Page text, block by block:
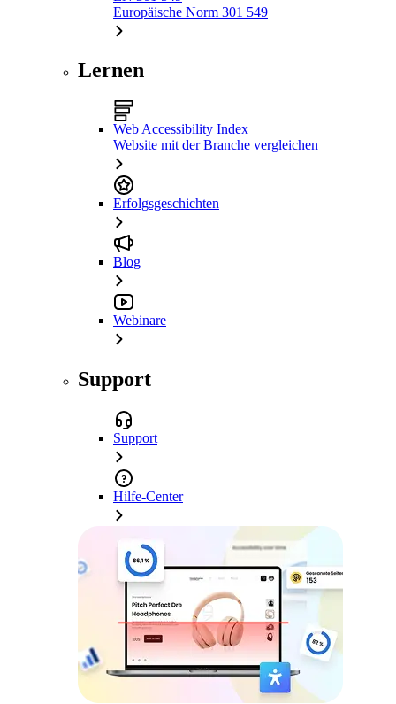
Europäische Norm 301 549
Lernen
Web Accessibility Index
Website mit der Branche vergleichen
Erfolgsgeschichten
Blog
Webinare
Support
Support
Hilfe-Center